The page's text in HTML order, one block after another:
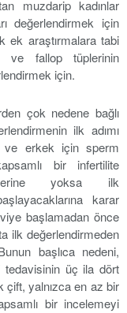
muzdarip kadınlar
değerlendirmek için
ek araştırmalara tabi
ve fallop tüplerinin
için.
çok nedene bağlı
ilk adımı
ve erkek için sperm
bir infertilite
yoksa ilk
karar
başlamadan önce
ilk değerlendirmeden
başlıca nedeni,
tedavisinin üç ila dört
çift, yalnızca en az bir
bir incelemeyi